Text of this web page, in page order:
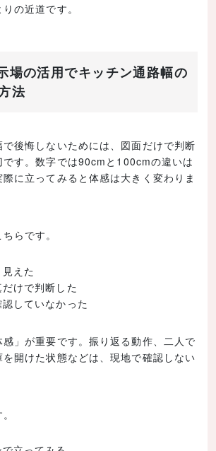
の近道です。
場の活用でキッチン通路幅の
法
後悔しないためには、図面だけで判断
です。数字では90cmと100cmの違いは
に立ってみると体感は大きく変わりま
らです。
えた
けで判断した
していなかった
」が重要です。振り返る動作、二人で
開けた状態などは、現地で確認しない